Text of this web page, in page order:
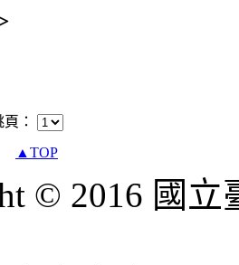
：
▲TOP
© 2016 國